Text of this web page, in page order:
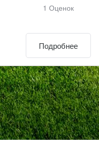
1 Оценок
Подробнее